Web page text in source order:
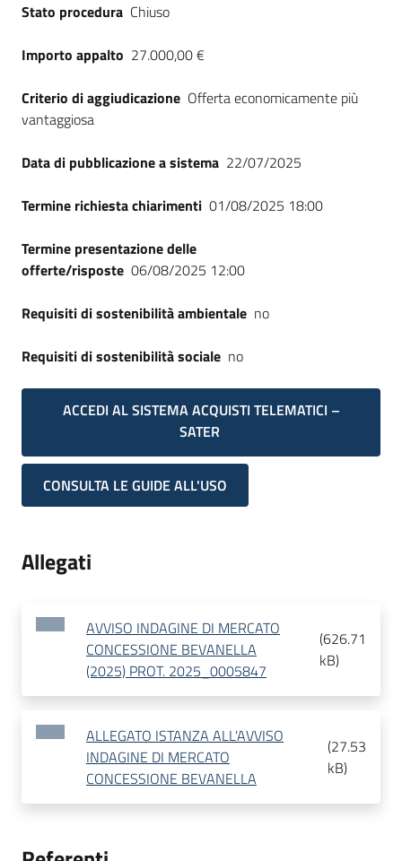
Stato procedura Chiuso
Importo appalto 27.000,00 €
Criterio di aggiudicazione Offerta economicamente più
vantaggiosa
Data di pubblicazione a sistema 22/07/2025
Termine richiesta chiarimenti 01/08/2025 18:00
Termine presentazione delle
offerte/risposte 06/08/2025 12:00
Requisiti di sostenibilità ambientale no
Requisiti di sostenibilità sociale no
ACCEDI AL SISTEMA ACQUISTI TELEMATICI –
SATER
CONSULTA LE GUIDE ALL'USO
Allegati
AVVISO INDAGINE DI MERCATO
CONCESSIONE BEVANELLA
(2025) PROT. 2025_0005847
(626.71
kB)
ALLEGATO ISTANZA ALL'AVVISO
INDAGINE DI MERCATO
CONCESSIONE BEVANELLA
(27.53
kB)